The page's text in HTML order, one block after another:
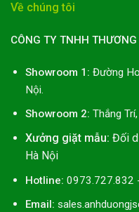
Về chúng tôi
CÔNG TY TNHH
Showroom 1: Đường
Nội.
Showroom 2: Thắng
Xưởng giặt mẫu: Đối
Hà Nội
Hotline: 0973.727.832
Email: